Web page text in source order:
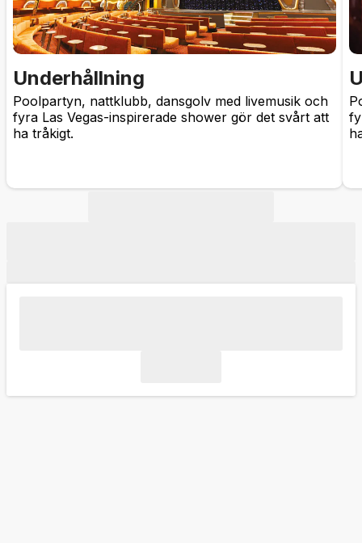
Underhållning
Poolpartyn, nattklubb, dansgolv med livemusik och
fyra Las Vegas-inspirerade shower gör det svårt att
ha tråkigt.